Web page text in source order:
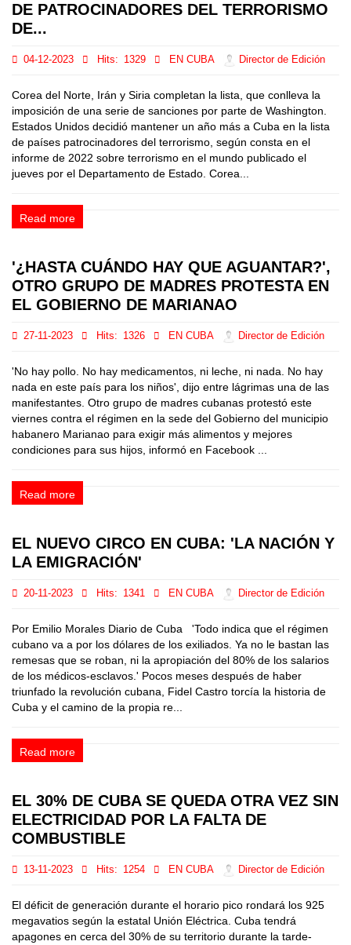
DE PATROCINADORES DEL TERRORISMO
DE...
04-12-2023 Hits: 1329 EN CUBA Director de Edición
Corea del Norte, Irán y Siria completan la lista, que conlleva la
imposición de una serie de sanciones por parte de Washington.
Estados Unidos decidió mantener un año más a Cuba en la lista
de países patrocinadores del terrorismo, según consta en el
informe de 2022 sobre terrorismo en el mundo publicado el
jueves por el Departamento de Estado. Corea...
Read more
'¿HASTA CUÁNDO HAY QUE AGUANTAR?',
OTRO GRUPO DE MADRES PROTESTA EN
EL GOBIERNO DE MARIANAO
27-11-2023 Hits: 1326 EN CUBA Director de Edición
'No hay pollo. No hay medicamentos, ni leche, ni nada. No hay
nada en este país para los niños', dijo entre lágrimas una de las
manifestantes. Otro grupo de madres cubanas protestó este
viernes contra el régimen en la sede del Gobierno del municipio
habanero Marianao para exigir más alimentos y mejores
condiciones para sus hijos, informó en Facebook ...
Read more
EL NUEVO CIRCO EN CUBA: 'LA NACIÓN Y
LA EMIGRACIÓN'
20-11-2023 Hits: 1341 EN CUBA Director de Edición
Por Emilio Morales Diario de Cuba 'Todo indica que el régimen
cubano va a por los dólares de los exiliados. Ya no le bastan las
remesas que se roban, ni la apropiación del 80% de los salarios
de los médicos-esclavos.' Pocos meses después de haber
triunfado la revolución cubana, Fidel Castro torcía la historia de
Cuba y el camino de la propia re...
Read more
EL 30% DE CUBA SE QUEDA OTRA VEZ SIN
ELECTRICIDAD POR LA FALTA DE
COMBUSTIBLE
13-11-2023 Hits: 1254 EN CUBA Director de Edición
El déficit de generación durante el horario pico rondará los 925
megavatios según la estatal Unión Eléctrica. Cuba tendrá
apagones en cerca del 30% de su territorio durante la tarde-